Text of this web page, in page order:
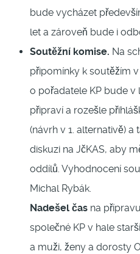
bude vycházet
let a zároveň bude i
Soutěžní komise. Na
připomínky k soutěžím
o pořadatele KP bude v
připraví a rozešle
(návrh v 1. alternativě) a
diskuzi na JčKAS, aby
oddílů. Vyhodnocení
Michal Rybák.
Nadešel čas na
společné KP v hale
a muži, ženy a dorosty